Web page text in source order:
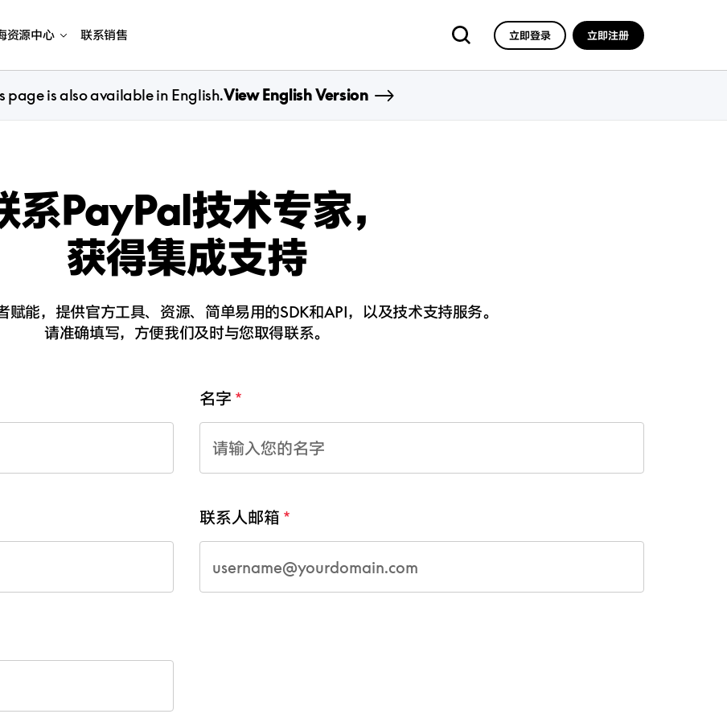
资源中心 联系销售 立即登录 立即注册
page is also available in English.View English Version
系PayPal技术专家，
获得集成支持
赋能，提供官方工具、资源、简单易用的SDK和API，以及技术支持服务。
请准确填写，方便我们及时与您取得联系。
名字
联系人邮箱